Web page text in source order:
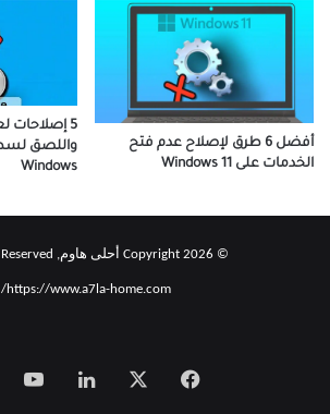
5
واللصق
Windows
أفضل 6 طرق لإصلاح عدم فتح
الخدمات على Windows 11
© Copyright 2026 أحلى هاوم, All Rights Reserved
https://www.a7la-home.com/
فيسبوك لينكدإن